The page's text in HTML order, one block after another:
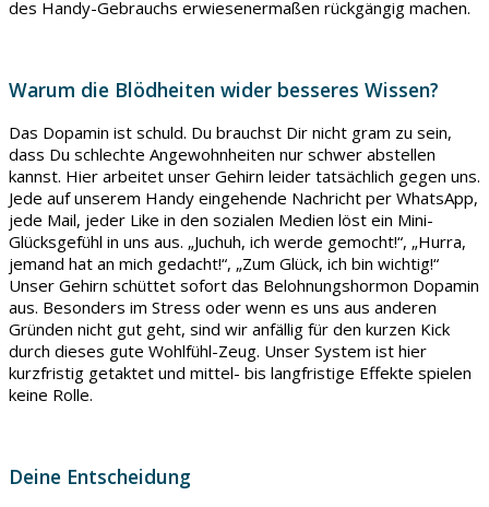
des Handy-Gebrauchs erwiesenermaßen rückgängig machen.
Warum die Blödheiten wider besseres Wissen?
Das Dopamin ist schuld. Du brauchst Dir nicht gram zu sein,
dass Du schlechte Angewohnheiten nur schwer abstellen
kannst. Hier arbeitet unser Gehirn leider tatsächlich gegen uns.
Jede auf unserem Handy eingehende Nachricht per WhatsApp,
jede Mail, jeder Like in den sozialen Medien löst ein Mini-
Glücksgefühl in uns aus. „Juchuh, ich werde gemocht!“, „Hurra,
jemand hat an mich gedacht!“, „Zum Glück, ich bin wichtig!“
Unser Gehirn schüttet sofort das Belohnungshormon Dopamin
aus. Besonders im Stress oder wenn es uns aus anderen
Gründen nicht gut geht, sind wir anfällig für den kurzen Kick
durch dieses gute Wohlfühl-Zeug. Unser System ist hier
kurzfristig getaktet und mittel- bis langfristige Effekte spielen
keine Rolle.
Deine Entscheidung